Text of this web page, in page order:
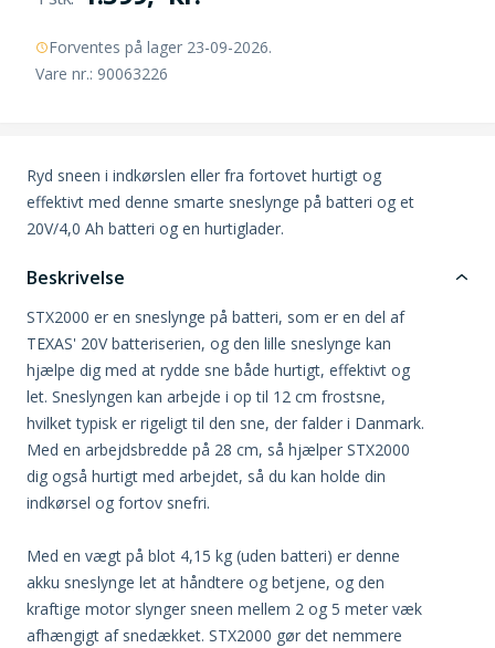
Forventes på lager 23-09-2026.
Vare nr.: 90063226
Ryd sneen i indkørslen eller fra fortovet hurtigt og
effektivt med denne smarte sneslynge på batteri og et
20V/4,0 Ah batteri og en hurtiglader.
Beskrivelse
STX2000 er en sneslynge på batteri, som er en del af
TEXAS' 20V batteriserien, og den lille sneslynge kan
hjælpe dig med at rydde sne både hurtigt, effektivt og
let. Sneslyngen kan arbejde i op til 12 cm frostsne,
hvilket typisk er rigeligt til den sne, der falder i Danmark.
Med en arbejdsbredde på 28 cm, så hjælper STX2000
dig også hurtigt med arbejdet, så du kan holde din
indkørsel og fortov snefri.
Med en vægt på blot 4,15 kg (uden batteri) er denne
akku sneslynge let at håndtere og betjene, og den
kraftige motor slynger sneen mellem 2 og 5 meter væk
afhængigt af snedækket. STX2000 gør det nemmere